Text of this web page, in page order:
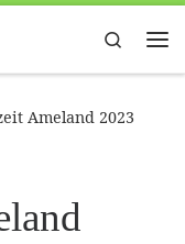
Search
Ameland 2023